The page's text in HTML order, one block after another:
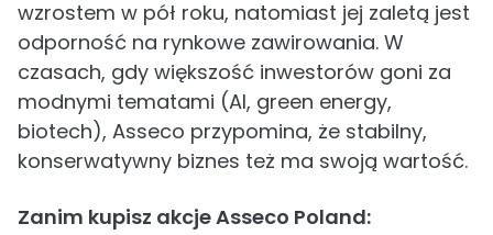
wzrostem w pół roku, natomiast jej zaletą jest
odporność na rynkowe zawirowania. W
czasach, gdy większość inwestorów goni za
modnymi tematami (AI, green energy,
biotech), Asseco przypomina, że stabilny,
konserwatywny biznes też ma swoją wartość.
Zanim kupisz akcje Asseco Poland: